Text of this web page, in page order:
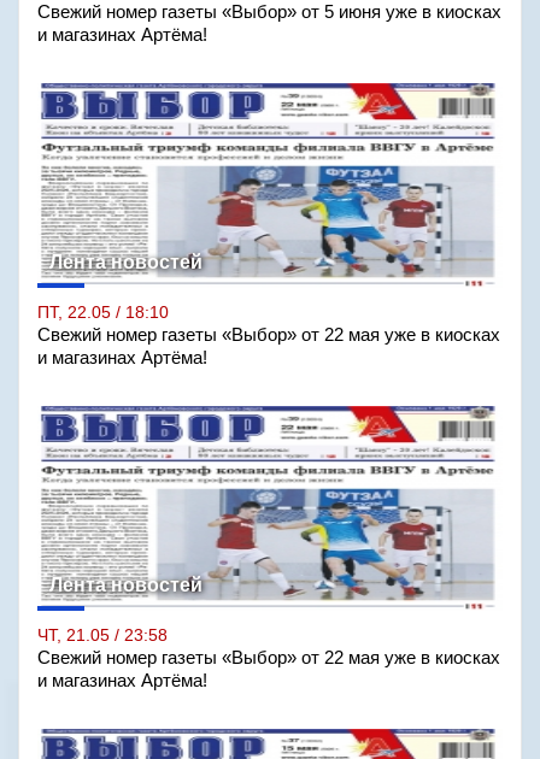
Свежий номер газеты «Выбор» от 5 июня уже в киосках
и магазинах Артёма!
Лента новостей
ПТ, 22.05 / 18:10
Свежий номер газеты «Выбор» от 22 мая уже в киосках
и магазинах Артёма!
Лента новостей
ЧТ, 21.05 / 23:58
Свежий номер газеты «Выбор» от 22 мая уже в киосках
и магазинах Артёма!